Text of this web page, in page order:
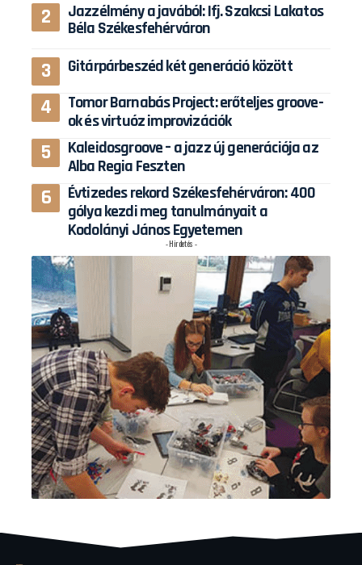
Jazzélmény a javából: Ifj. Szakcsi Lakatos
Béla Székesfehérváron
Gitárpárbeszéd két generáció között
Tomor Barnabás Project: erőteljes groove-
ok és virtuóz improvizációk
Kaleidosgroove – a jazz új generációja az
Alba Regia Feszten
Évtizedes rekord Székesfehérváron: 400
gólya kezdi meg tanulmányait a
Kodolányi János Egyetemen
- Hirdetés -